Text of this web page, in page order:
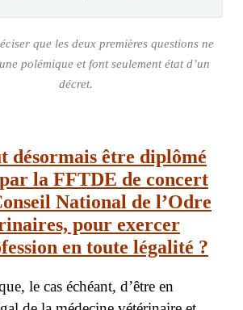
que les deux premières questions ne
polémique et font seulement état d’un
décret.
désormais être diplômé
la FFTDE de concert
National de l’Odre
pour exercer
en toute légalité ?
le cas échéant, d’être en